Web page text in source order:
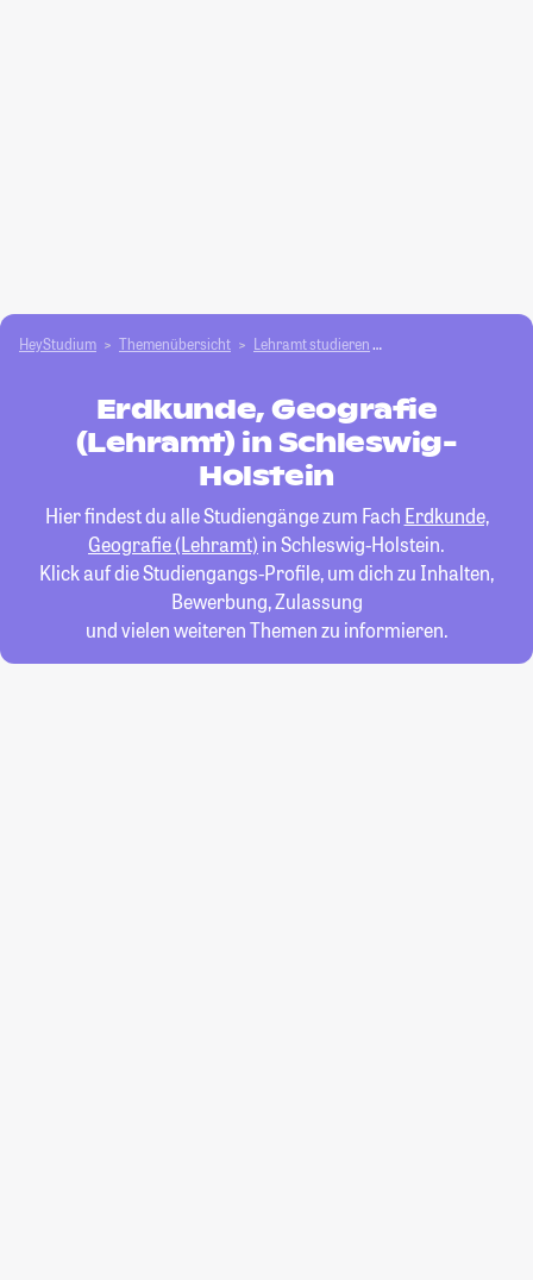
HeyStudium Themenübersicht Lehramt studieren
Erdkunde, Geografie
(Lehramt) in Schleswig-
Holstein
Hier findest du alle Studiengänge zum Fach Erdkunde,
Geografie (Lehramt) in Schleswig-Holstein.
Klick auf die Studiengangs-Profile, um dich zu Inhalten,
Bewerbung, Zulassung
und vielen weiteren Themen zu informieren.